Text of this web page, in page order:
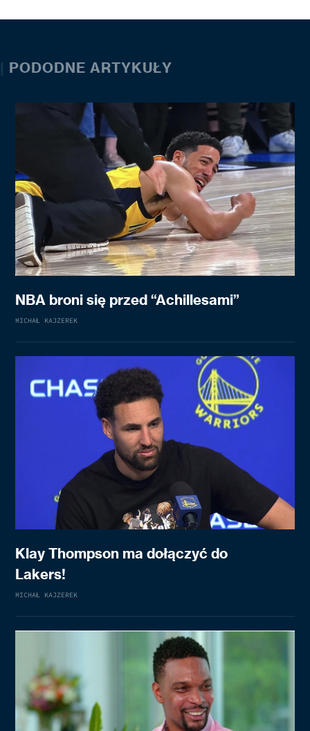
| PODODNE ARTYKUŁY
NBA broni się przed “Achillesami”
MICHAŁ KAJZEREK
Klay Thompson ma dołączyć do
Lakers!
MICHAŁ KAJZEREK